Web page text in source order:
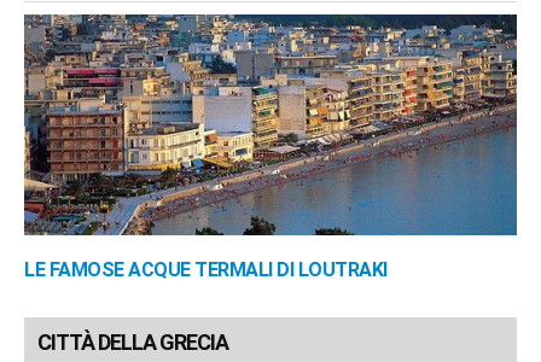
LE FAMOSE ACQUE TERMALI DI LOUTRAKI
CITTÀ DELLA GRECIA